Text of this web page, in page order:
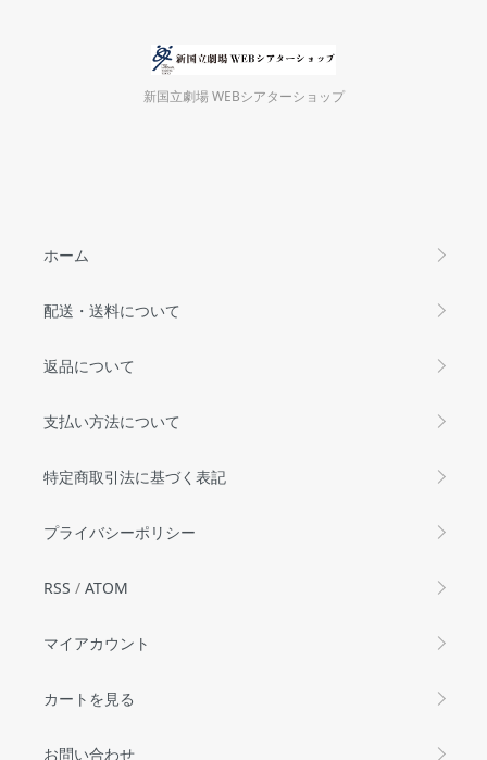
新国立劇場 WEBシアターショップ
ホーム
配送・送料について
返品について
支払い方法について
特定商取引法に基づく表記
プライバシーポリシー
RSS / ATOM
マイアカウント
カートを見る
お問い合わせ